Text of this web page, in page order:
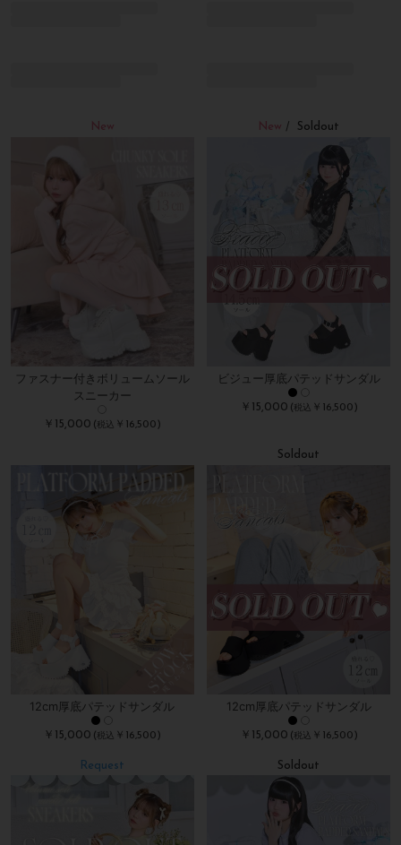
New
ファスナー付きボリュームソール
スニーカー
￥15,000 (税込 ￥16,500)
New / Soldout
ビジュー厚底パテッドサンダル
￥15,000 (税込 ￥16,500)
12cm厚底パテッドサンダル
￥15,000 (税込 ￥16,500)
Soldout
12cm厚底パテッドサンダル
￥15,000 (税込 ￥16,500)
Request Soldout